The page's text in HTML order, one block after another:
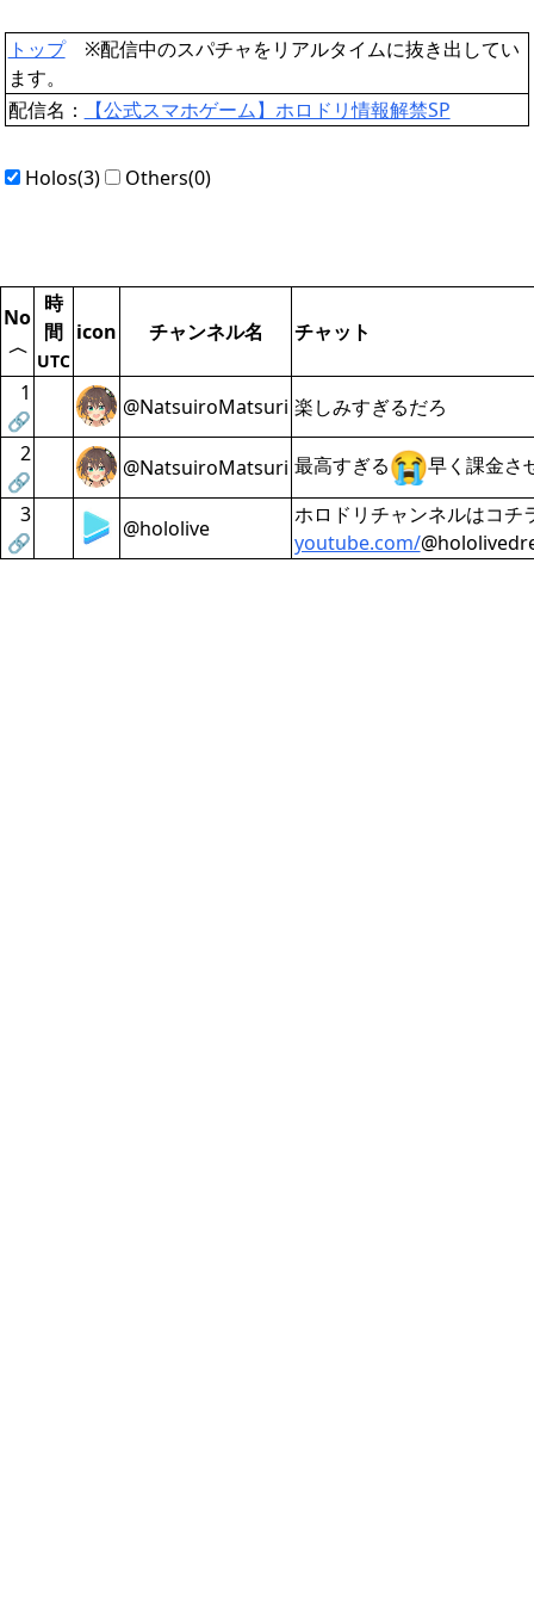
トップ※配信中のスパチャをリアルタイムに抜き出してい
ます。
配信名：
【公式スマホゲーム】ホロドリ情報解禁SP
Holos(3) Others(0)
No
〈
時
間
UTC
icon チャンネル名 チャット
1
🔗
@NatsuiroMatsuri 楽しみすぎるだろ
2
🔗
@NatsuiroMatsuri 最高すぎる
早く課金さ
3
🔗
@hololive
ホロドリチャンネルはコ
youtube.com/